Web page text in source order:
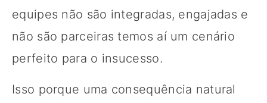
equipes não são integradas, engajadas e
não são parceiras temos aí um cenário
perfeito para o insucesso.
Isso porque uma consequência natural